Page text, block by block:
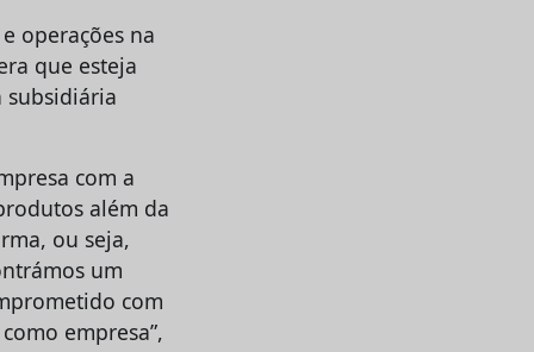
operações na
que esteja
subsidiária
com a
além da
ou seja,
um
com
empresa”,